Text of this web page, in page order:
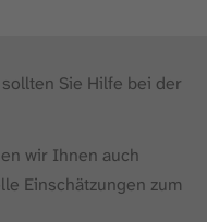
Sie Hilfe bei der
wir Ihnen auch
Einschätzungen zum